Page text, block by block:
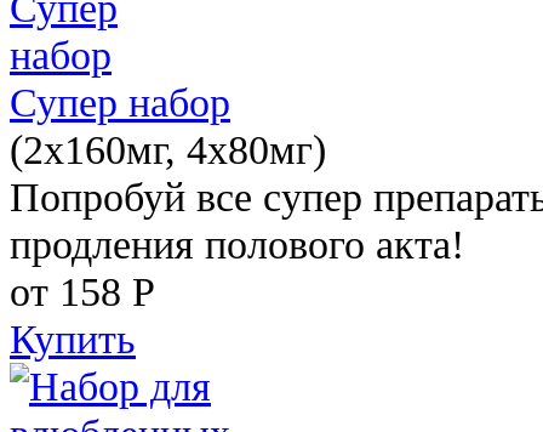
Супер набор
(2х160мг, 4х80мг)
Попробуй все супер
продления полового акта!
от 158 Р
Купить